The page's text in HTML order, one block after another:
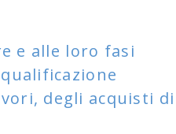
e alle loro fasi
degli acquisti